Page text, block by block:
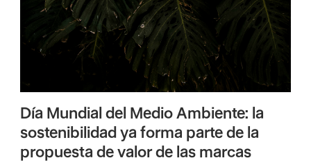
Día Mundial del Medio Ambiente: la
sostenibilidad ya forma parte de la
propuesta de valor de las marcas